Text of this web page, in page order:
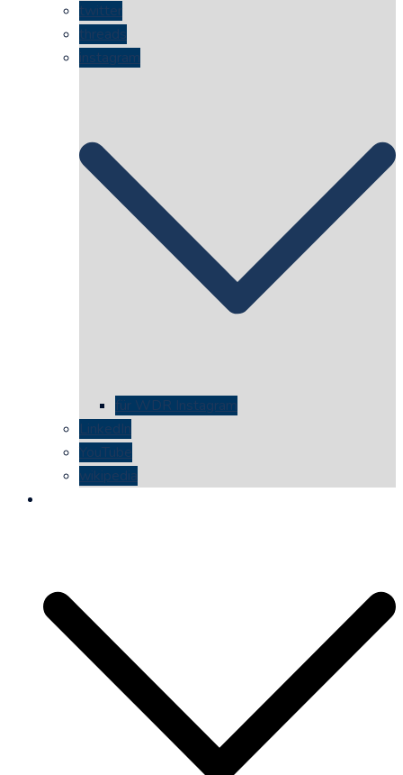
twitter
threads
instagram
für WDR Instagram
LinkedIn
YouTube
wikipedia